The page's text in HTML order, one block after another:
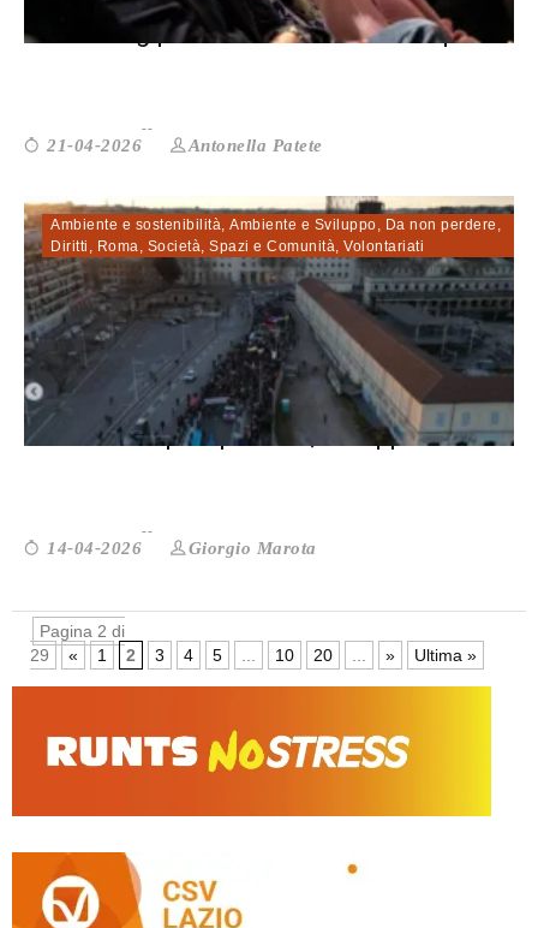
Cohousing per anziani a Roma: 220 pos...
21-04-2026 Antonella Patete
Ambiente e sostenibilità, Ambiente e Sviluppo, Da non perdere ,
Diritti , Roma, Società, Spazi e Comunità, Volontariati
Roma. Tra spazi pubblici, sviluppo e ...
14-04-2026 Giorgio Marota
Pagina 2 di
29
« 1 2 3 4 5 10 20 » Ultima »